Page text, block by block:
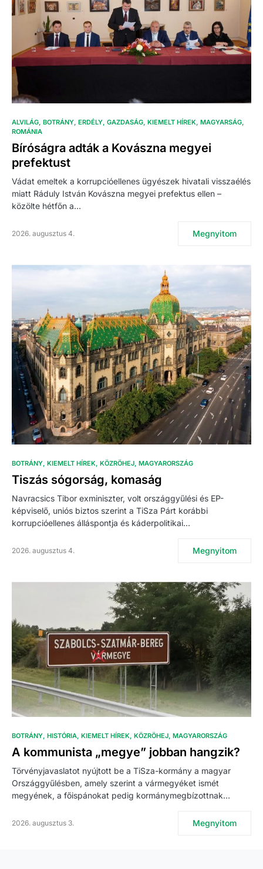
ALVILÁG BOTRÁNY ERDÉLY GAZDASÁG KIEMELT HÍREK MAGYARSÁG
ROMÁNIA
Bíróságra adták a Kovászna megyei
prefektust
Vádat emeltek a korrupcióellenes ügyészek hivatali visszaélés
miatt Ráduly István Kovászna megyei prefektus ellen –
közölte hétfőn a…
2026. augusztus 4. Megnyitom
BOTRÁNY KIEMELT HÍREK KÖZRÖHEJ MAGYARORSZÁG
Tiszás sógorság, komaság
Navracsics Tibor exminiszter, volt országgyűlési és EP-
képviselő, uniós biztos szerint a TiSza Párt korábbi
korrupcióellenes álláspontja és káderpolitikai…
2026. augusztus 4. Megnyitom
BOTRÁNY HISTÓRIA KIEMELT HÍREK KÖZRÖHEJ MAGYARORSZÁG
A kommunista „megye” jobban hangzik?
Törvényjavaslatot nyújtott be a TiSza-kormány a magyar
Országgyűlésben, amely szerint a vármegyéket ismét
megyének, a főispánokat pedig kormánymegbízottnak…
2026. augusztus 3. Megnyitom